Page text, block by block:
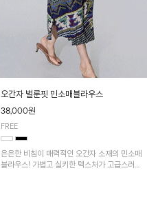
오간자 벌룬핏 민소매블라우스
38,000원
FREE
은은한 비침이 매력적인 오간자 소재의 민소매
블라우스! 가볍고 실키한 텍스처가 고급스러운